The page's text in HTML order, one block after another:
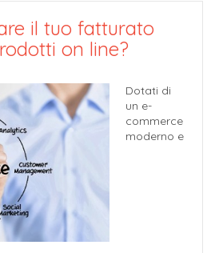
il tuo fatturato
on line?
Dotati di
un e-
commerce
moderno e